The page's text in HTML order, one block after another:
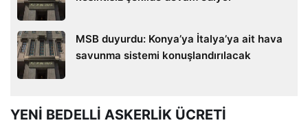
MSB duyurdu: Konya’ya İtalya’ya ait hava
savunma sistemi konuşlandırılacak
YENİ BEDELLİ ASKERLİK ÜCRETİ